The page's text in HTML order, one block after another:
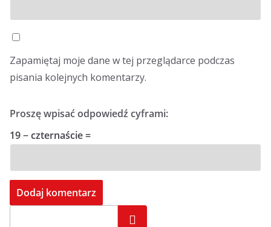
Zapamiętaj moje dane w tej przeglądarce podczas
pisania kolejnych komentarzy.
Proszę wpisać odpowiedź cyframi:
19 − czternaście =
Szukaj